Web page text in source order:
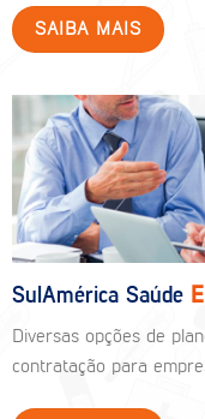
SAIBA MAIS
SulAmérica Saúde
Diversas opções de
contratação para